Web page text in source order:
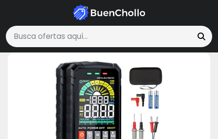
Buscar ofertas
Hogar y Cocina Multímetro digital - 𝟮𝟬𝟮𝟯 𝙉𝙚𝙬 Multímetro...